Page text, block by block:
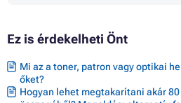
Ez is érdekelheti Önt
Mi az a toner, patron vagy optikai
őket?
Hogyan lehet megtakarítani akár